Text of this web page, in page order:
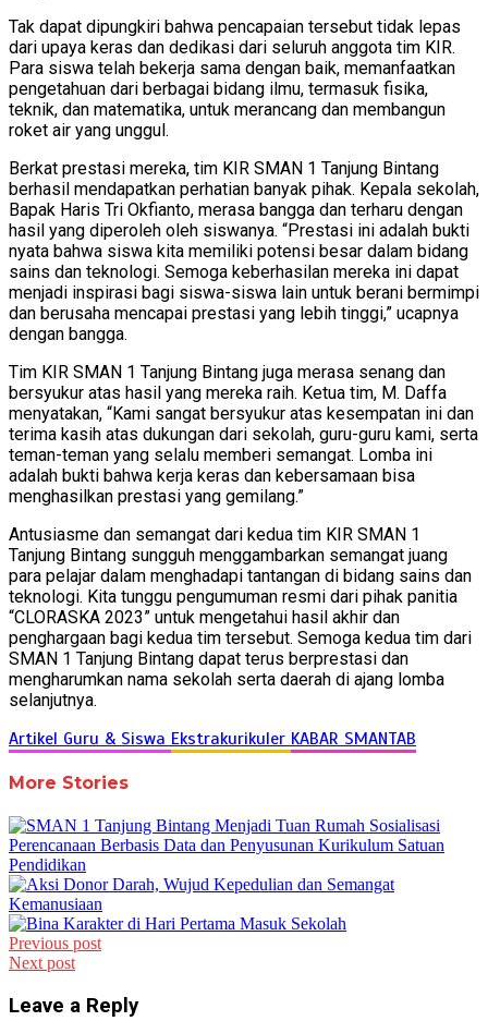
Tak dapat dipungkiri bahwa pencapaian tersebut tidak lepas
dari upaya keras dan dedikasi dari seluruh anggota tim KIR.
Para siswa telah bekerja sama dengan baik, memanfaatkan
pengetahuan dari berbagai bidang ilmu, termasuk fisika,
teknik, dan matematika, untuk merancang dan membangun
roket air yang unggul.
Berkat prestasi mereka, tim KIR SMAN 1 Tanjung Bintang
berhasil mendapatkan perhatian banyak pihak. Kepala sekolah,
Bapak Haris Tri Okfianto, merasa bangga dan terharu dengan
hasil yang diperoleh oleh siswanya. “Prestasi ini adalah bukti
nyata bahwa siswa kita memiliki potensi besar dalam bidang
sains dan teknologi. Semoga keberhasilan mereka ini dapat
menjadi inspirasi bagi siswa-siswa lain untuk berani bermimpi
dan berusaha mencapai prestasi yang lebih tinggi,” ucapnya
dengan bangga.
Tim KIR SMAN 1 Tanjung Bintang juga merasa senang dan
bersyukur atas hasil yang mereka raih. Ketua tim, M. Daffa
menyatakan, “Kami sangat bersyukur atas kesempatan ini dan
terima kasih atas dukungan dari sekolah, guru-guru kami, serta
teman-teman yang selalu memberi semangat. Lomba ini
adalah bukti bahwa kerja keras dan kebersamaan bisa
menghasilkan prestasi yang gemilang.”
Antusiasme dan semangat dari kedua tim KIR SMAN 1
Tanjung Bintang sungguh menggambarkan semangat juang
para pelajar dalam menghadapi tantangan di bidang sains dan
teknologi. Kita tunggu pengumuman resmi dari pihak panitia
“CLORASKA 2023” untuk mengetahui hasil akhir dan
penghargaan bagi kedua tim tersebut. Semoga kedua tim dari
SMAN 1 Tanjung Bintang dapat terus berprestasi dan
mengharumkan nama sekolah serta daerah di ajang lomba
selanjutnya.
Artikel Guru & Siswa Ekstrakurikuler KABAR SMANTAB
More Stories
Post
navigation
Previous post
Next post
Leave a Reply